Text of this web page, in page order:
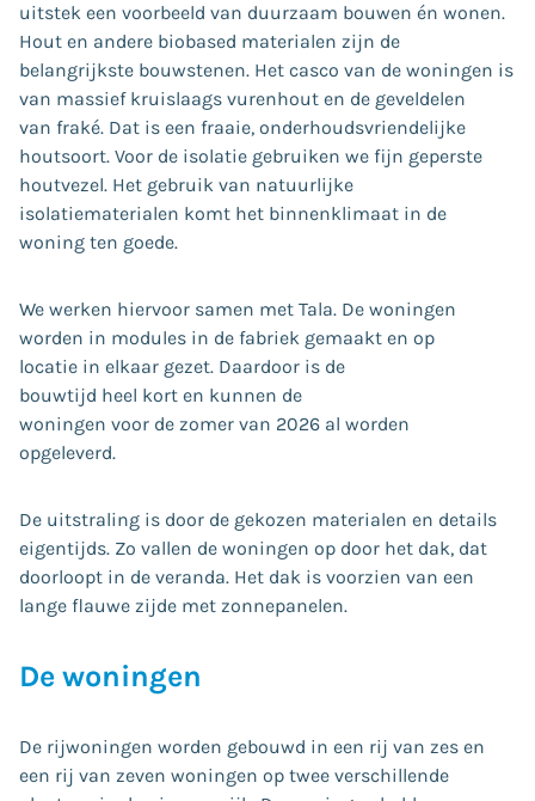
uitstek een voorbeeld van duurzaam bouwen én wonen.
Hout en andere biobased materialen zijn de
belangrijkste bouwstenen. Het casco van de woningen is
van massief kruislaags vurenhout en de geveldelen
van fraké. Dat is een fraaie, onderhoudsvriendelijke
houtsoort. Voor de isolatie gebruiken we fijn geperste
houtvezel. Het gebruik van natuurlijke
isolatiematerialen komt het binnenklimaat in de
woning ten goede.
We werken hiervoor samen met Tala. De woningen
worden in modules in de fabriek gemaakt en op
locatie in elkaar gezet. Daardoor is de
bouwtijd heel kort en kunnen de
woningen voor de zomer van 2026 al worden
opgeleverd.
De uitstraling is door de gekozen materialen en details
eigentijds. Zo vallen de woningen op door het dak, dat
doorloopt in de veranda. Het dak is voorzien van een
lange flauwe zijde met zonnepanelen.
De woningen
De rijwoningen worden gebouwd in een rij van zes en
een rij van zeven woningen op twee verschillende